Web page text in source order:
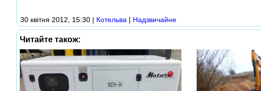
30 квітня 2012, 15:30 | Котельва | Надзвичайне
Читайте також: